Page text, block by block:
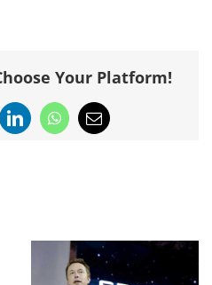
Your Platform!
LinkedInWhatsApp
Email